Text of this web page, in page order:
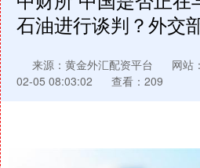
石油进行谈判？外交
来源：黄金外汇配资平台 网站
02-05 08:03:02
查看：209